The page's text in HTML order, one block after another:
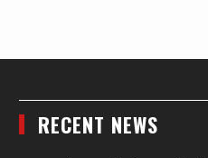
RECENT NEWS